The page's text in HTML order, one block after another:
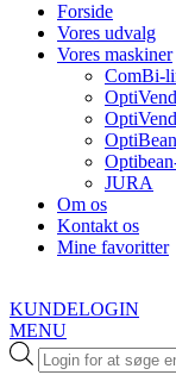
Forside
Vores udvalg
Vores maskiner
ComBi-
OptiBean
JURA
Om os
Kontakt os
Mine favoritter
KUNDELOGIN
MENU
Products